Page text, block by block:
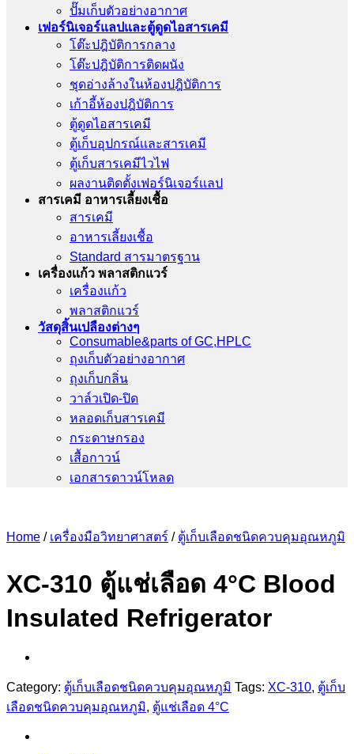
ปั๊มเก็บตัวอย่างอากาศ
เฟอร์นิเจอร์แลปและตู้ดูดไอสารเคมี
โต๊ะปฎิบัติการกลาง
โต๊ะปฎิบัติการติดผนัง
ชุดอ่างล้างในห้องปฎิบัติการ
เก้าอี้ห้องปฎิบัติการ
ตู้ดูดไอสารเคมี
ตู้เก็บอุปกรณ์เเละสารเคมี
ตู้เก็บสารเคมีไวไฟ
ผลงานติดตั้งเฟอร์นิเจอร์เเลป
สารเคมี อาหารเลี้ยงเชื้อ
สารเคมี
อาหารเลี้ยงเชื้อ
Standard สารมาตรฐาน
เครื่องเเก้ว พลาสติกแวร์
เครื่องเเก้ว
พลาสติกแวร์
วัสดุสิ้นเปลืองต่างๆ
Consumable&parts of GC,HPLC
ถุงเก็บตัวอย่างอากาศ
ถุงเก็บกลิ่น
วาล์วเปิด-ปิด
หลอดเก็บสารเคมี
กระดาษกรอง
เสื้อกาวน์
เอกสารดาวน์โหลด
Home / เครื่องมือวิทยาศาสตร์ / ตู้เก็บเลือดชนิดควบคุมอุณหภูมิ
XC-310 ตู้แช่เลือด 4°C Blood
Insulated Refrigerator
Category: ตู้เก็บเลือดชนิดควบคุมอุณหภูมิ Tags: XC-310, ตู้เก็บ
เลือดชนิดควบคุมอุณหภูมิ, ตู้แช่เลือด 4°C